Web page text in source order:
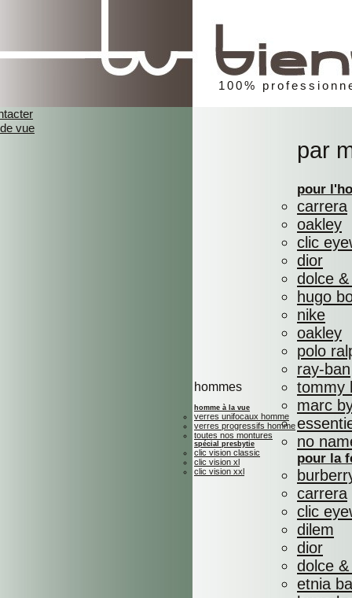
100%
vue
hommes
homme à la vue
verres unifocaux homme
verres progressifs homme
toutes nos montures
spécial presbytie
clic vision classic
clic vision xl
clic vision xxl
par
pour
carrera
oakley
clic
dior
dolce
hugo
nike
oakley
polo
ray-ban
tommy
marc
no
pour la
carrera
clic
dilem
dior
dolce
etnia